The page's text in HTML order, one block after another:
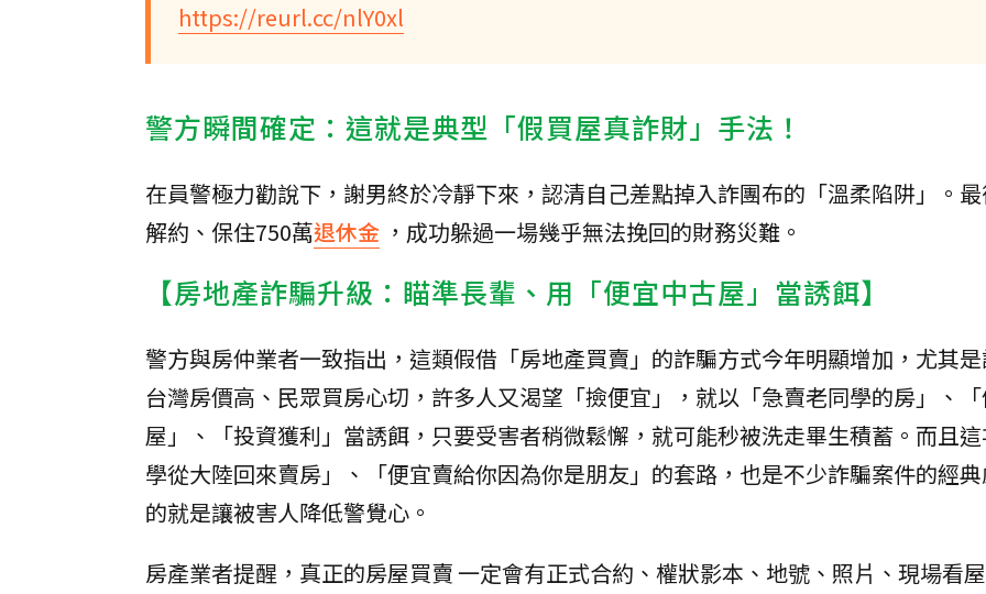
https://reurl.cc/nlY0xl
警方瞬間確定：這就是典型「假買屋真詐財」手法！
在員警極力勸說下，謝男終於冷靜下來，認清自己差點掉入詐團布的「溫柔陷阱」。
解約、保住750萬退休金 ，成功躲過一場幾乎無法挽回的財務災難。
【房地產詐騙升級：瞄準長輩、用「便宜中古屋」當誘餌】
警方與房仲業者一致指出，這類假借「房地產買賣」的詐騙方式今年明顯增加，尤其
台灣房價高、民眾買房心切，許多人又渴望「撿便宜」，就以「急賣老同學的房」、
屋」、「投資獲利」當誘餌，只要受害者稍微鬆懈，就可能秒被洗走畢生積蓄。而且
學從大陸回來賣房」、「便宜賣給你因為你是朋友」的套路，也是不少詐騙案件的經
的就是讓被害人降低警覺心。
房產業者提醒，真正的房屋買賣 一定會有正式合約、權狀影本、地號、照片、現場看